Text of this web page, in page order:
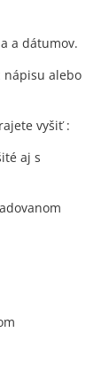
a dátumov.
nápisu alebo
vyšiť :
aj s